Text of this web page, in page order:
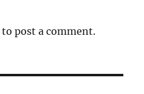
to post a comment.